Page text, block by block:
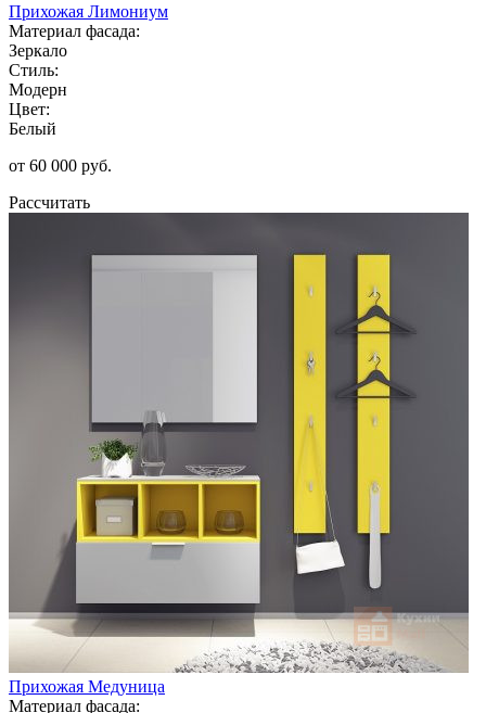
Прихожая Лимониум
Материал фасада:
Зеркало
Стиль:
Модерн
Цвет:
Белый
от 60 000 руб.
Рассчитать
Прихожая Медуница
Материал фасада: